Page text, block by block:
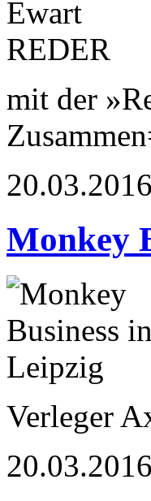
mit der
Monkey
Verleger